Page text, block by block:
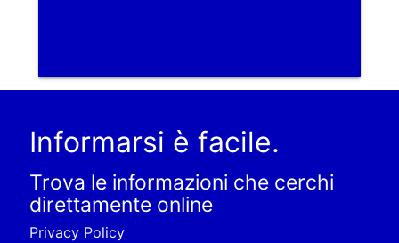
Informarsi è facile.
Trova le informazioni che cerchi
direttamente online
Privacy Policy